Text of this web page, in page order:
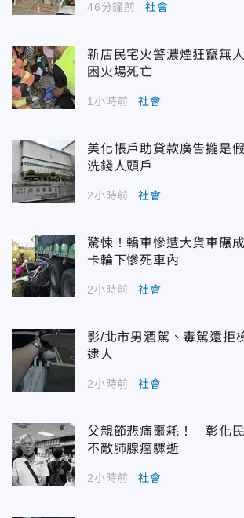
46分鐘前 社會
新店民宅火警濃煙狂竄無
困火場死亡
1小時前 社會
美化帳戶助貸款廣告攏是
洗錢人頭戶
2小時前 社會
驚悚！轎車慘遭大貨車碾
卡輪下慘死車內
2小時前 社會
影/北市男酒駕、毒駕還
逮人
2小時前 社會
父親節悲痛噩耗！ 彰化
不敵肺腺癌驟逝
2小時前 社會